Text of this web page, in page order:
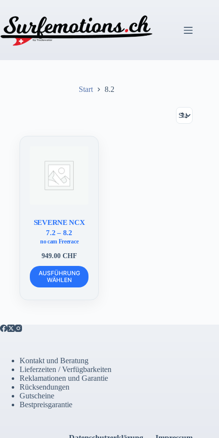
springen
Start 8.2
SEVERNE NCX
7.2 – 8.2
no cam Freerace
949.00 CHF
AUSFÜHRUNG
WÄHLEN
Dieses
Produkt
weist
der
Produktseite
gewählt
werden
Kontakt und Beratung
Lieferzeiten / Verfügbarkeiten
Reklamationen und Garantie
Rücksendungen
Gutscheine
Bestpreisgarantie